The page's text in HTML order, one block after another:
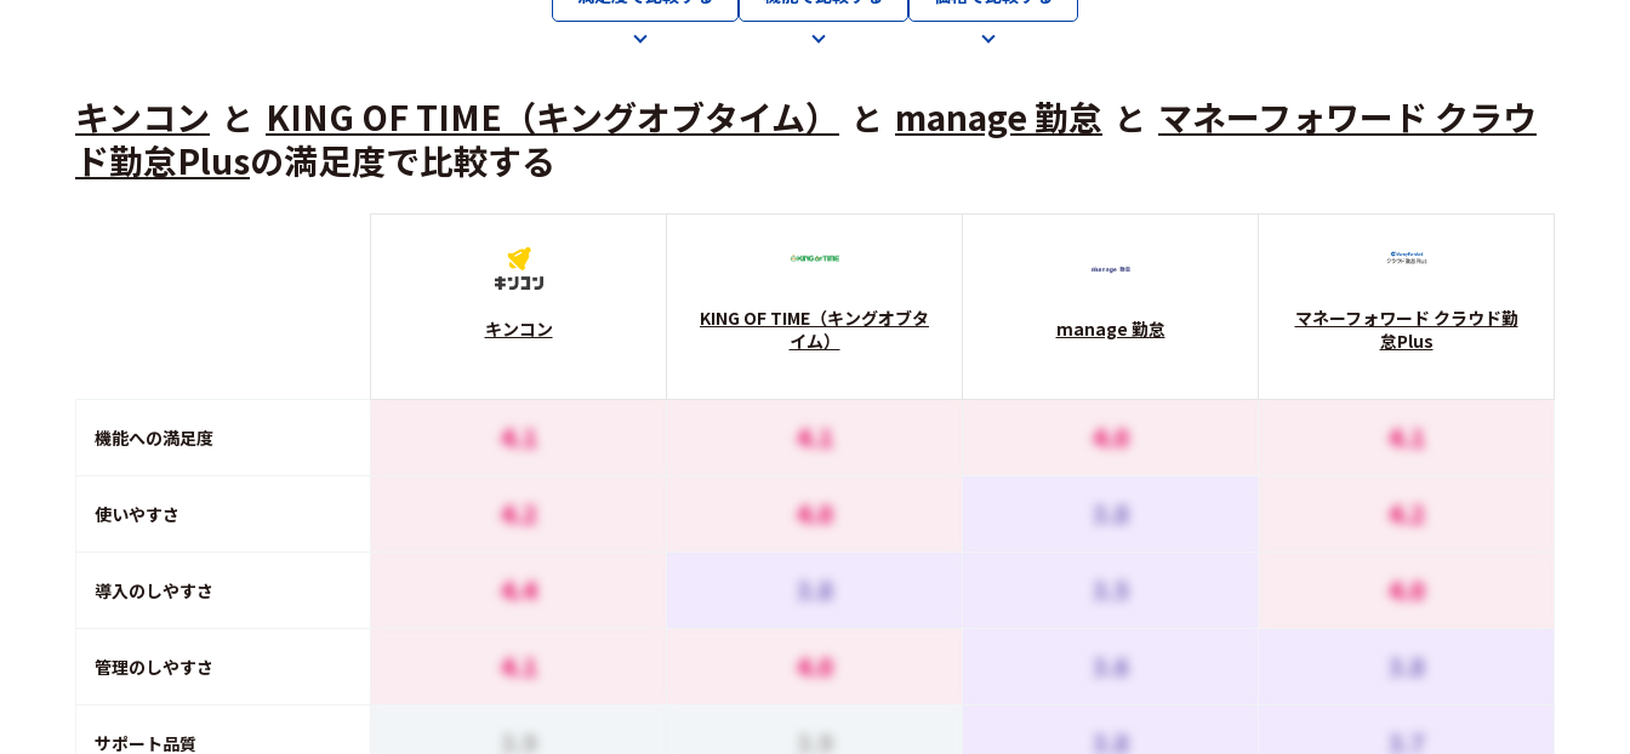
キンコン と KING OF TIME（キングオブタイム） と manage 勤怠 と マネーフォワード クラウ
ド勤怠Plusの満足度で比較する
キンコン
KING OF TIME（キングオブタ
イム）
manage 勤怠
マネーフォワード クラウド勤
怠Plus
機能への満足度 4.1 4.1 4.0 4.1
使いやすさ 4.2 4.0 3.8 4.2
導入のしやすさ 4.4 3.8 3.5 4.0
管理のしやすさ 4.1 4.0 3.6 3.8
サポート品質 3.9 3.9 3.8 3.7